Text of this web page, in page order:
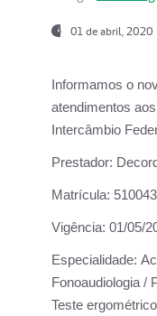
01 de abril, 2020
Informamos o
atendimentos
Intercâmbio
Prestador:
Matrícula:
Vigência: 01/05/
Especialidade:
Fonoaudiologia /
Teste